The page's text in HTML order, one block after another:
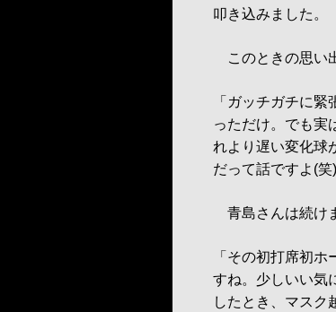
叩き込みました。
このときの思い
「ガッチガチに
っただけ。でも実
れより遅い変化球
だって話ですよ(笑)
青島さんは続け
「その初打席初
すね。少しいい気
したとき、マスク